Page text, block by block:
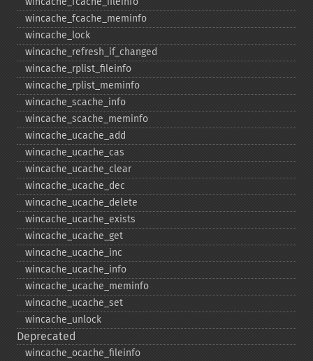
wincache_​fcache_​meminfo
wincache_​lock
wincache_​refresh_​if_​changed
wincache_​rplist_​fileinfo
wincache_​rplist_​meminfo
wincache_​scache_​info
wincache_​scache_​meminfo
wincache_​ucache_​add
wincache_​ucache_​cas
wincache_​ucache_​clear
wincache_​ucache_​dec
wincache_​ucache_​delete
wincache_​ucache_​exists
wincache_​ucache_​get
wincache_​ucache_​inc
wincache_​ucache_​info
wincache_​ucache_​meminfo
wincache_​ucache_​set
wincache_​unlock
Deprecated
wincache_​ocache_​fileinfo